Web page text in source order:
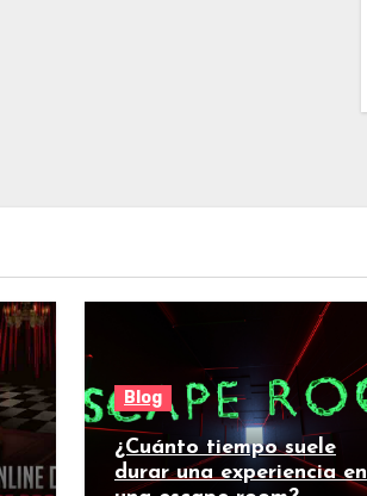
Blog
¿Cuánto tiempo suele
durar una experiencia en